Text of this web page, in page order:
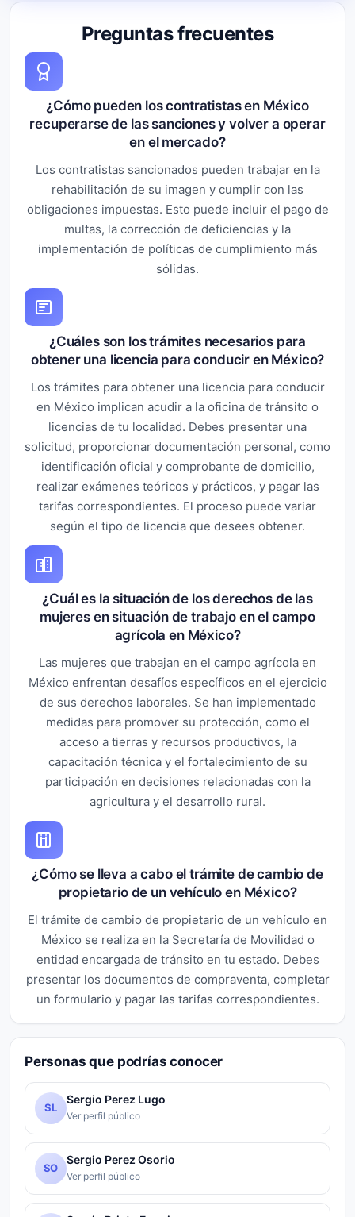
Preguntas frecuentes
¿Cómo pueden los contratistas en México
recuperarse de las sanciones y volver a operar
en el mercado?
Los contratistas sancionados pueden trabajar en la
rehabilitación de su imagen y cumplir con las
obligaciones impuestas. Esto puede incluir el pago de
multas, la corrección de deficiencias y la
implementación de políticas de cumplimiento más
sólidas.
¿Cuáles son los trámites necesarios para
obtener una licencia para conducir en México?
Los trámites para obtener una licencia para conducir
en México implican acudir a la oficina de tránsito o
licencias de tu localidad. Debes presentar una
solicitud, proporcionar documentación personal, como
identificación oficial y comprobante de domicilio,
realizar exámenes teóricos y prácticos, y pagar las
tarifas correspondientes. El proceso puede variar
según el tipo de licencia que desees obtener.
¿Cuál es la situación de los derechos de las
mujeres en situación de trabajo en el campo
agrícola en México?
Las mujeres que trabajan en el campo agrícola en
México enfrentan desafíos específicos en el ejercicio
de sus derechos laborales. Se han implementado
medidas para promover su protección, como el
acceso a tierras y recursos productivos, la
capacitación técnica y el fortalecimiento de su
participación en decisiones relacionadas con la
agricultura y el desarrollo rural.
¿Cómo se lleva a cabo el trámite de cambio de
propietario de un vehículo en México?
El trámite de cambio de propietario de un vehículo en
México se realiza en la Secretaría de Movilidad o
entidad encargada de tránsito en tu estado. Debes
presentar los documentos de compraventa, completar
un formulario y pagar las tarifas correspondientes.
Personas que podrías conocer
SL
Sergio Perez Lugo
Ver perfil público
SO
Sergio Perez Osorio
Ver perfil público